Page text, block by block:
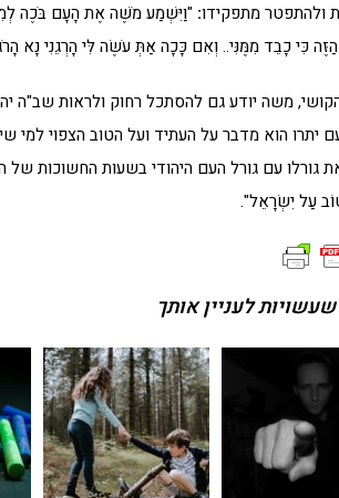
ולהתפטר מתפקידו: "וַיִּשְׁמַע מֹשֶׁה אֶת הָעָם בֹּכֶה
כִּי כָבֵד מִמֶּנִּי.. וְאִם כָּכָה אַתְּ עֹשֶׂה לִּי הָרְגֵנִי נָא
משה יודע גם להסתכל רחוק ולראות שב"ה
יתרו הוא מדבר על העתיד ועל הטוב הצפוי
גורלו עם גורל העם היהודי בשעות החשוכות
עַל יִשְׂרָאֵל".
לעניין אותך